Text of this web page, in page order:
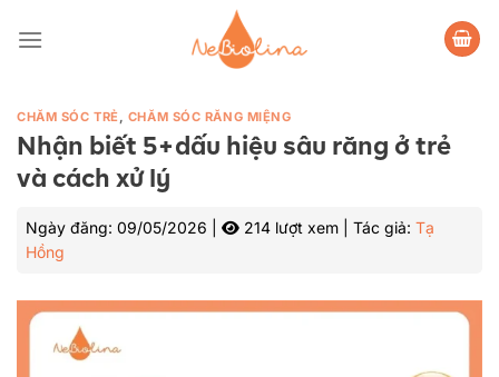
qua
CHĂM SÓC TRẺ, CHĂM SÓC RĂNG MIỆNG
Nhận biết 5+dấu hiệu sâu răng ở trẻ
và cách xử lý
Ngày đăng: 09/05/2026 214 lượt xem Tác giả: Tạ
Hồng